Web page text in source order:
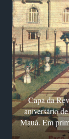
Capa da
aniversário
Mauá. Em